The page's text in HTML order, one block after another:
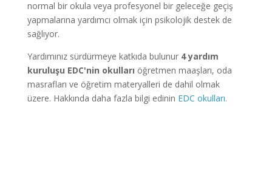
normal bir okula veya profesyonel bir geleceğe geçiş
yapmalarına yardımcı olmak için psikolojik destek de
sağlıyor.
Yardımınız sürdürmeye katkıda bulunur 4 yardım
kuruluşu EDC'nin okulları öğretmen maaşları, oda
masrafları ve öğretim materyalleri de dahil olmak
üzere. Hakkında daha fazla bilgi edinin EDC okulları.